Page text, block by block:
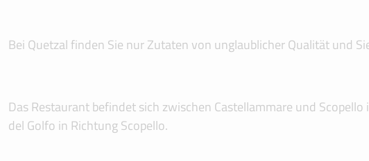
Bei Quetzal finden Sie nur Zutaten von unglaublicher Qualität und
Das Restaurant befindet sich zwischen Castellammare und Scopello
del Golfo in Richtung Scopello.